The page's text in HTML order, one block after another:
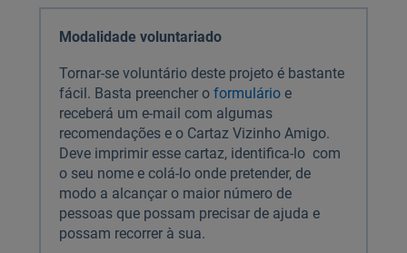
Modalidade voluntariado
Tornar-se voluntário deste projeto é bastante
fácil. Basta preencher o formulárioe
receberá um e-mail com algumas
recomendações e o Cartaz Vizinho Amigo.
Deve imprimir esse cartaz, identifica-lo com
o seu nome e colá-lo onde pretender, de
modo a alcançar o maior número de
pessoas que possam precisar de ajuda e
possam recorrer à sua.